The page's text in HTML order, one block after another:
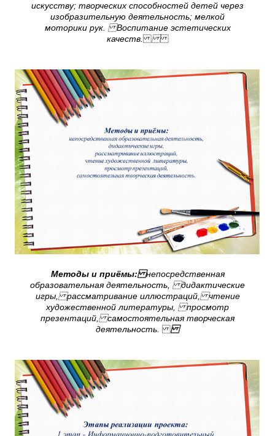
искусству; творческих способностей детей через
изобразительную деятельность; мелкой
моторики рук. Воспитание эстетических
качеств.
Методы и приёмы:непосредственная
образовательная деятельность, дидактические
игры, рассматривание иллюстраций, чтение
художественной литературы, просмотр
презентаций, самостоятельная творческая
деятельность.